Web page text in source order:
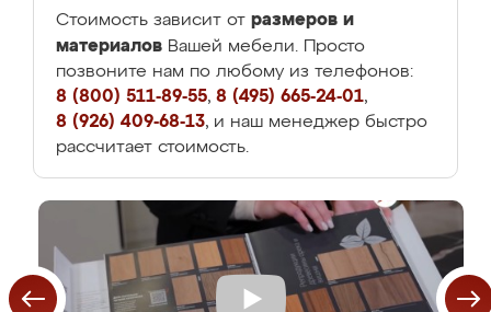
Стоимость зависит от размеров и
материалов Вашей мебели. Просто
позвоните нам по любому из телефонов:
8 (800) 511-89-55, 8 (495) 665-24-01,
8 (926) 409-68-13, и наш менеджер быстро
рассчитает стоимость.